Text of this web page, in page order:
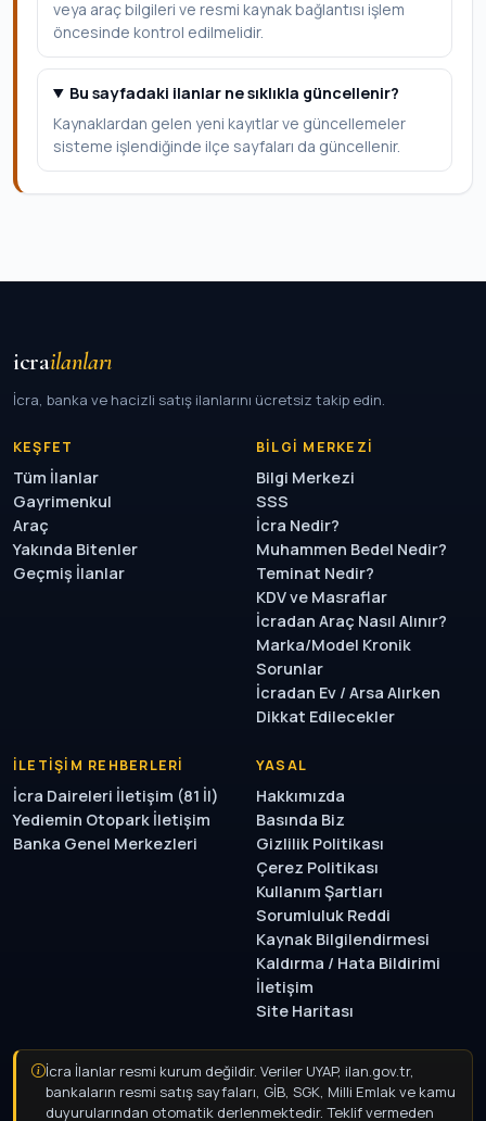
veya araç bilgileri ve resmi kaynak bağlantısı işlem
öncesinde kontrol edilmelidir.
Bu sayfadaki ilanlar ne sıklıkla güncellenir?
Kaynaklardan gelen yeni kayıtlar ve güncellemeler
sisteme işlendiğinde ilçe sayfaları da güncellenir.
icrailanları
İcra, banka ve hacizli satış ilanlarını ücretsiz takip edin.
KEŞFET
Tüm İlanlar
Gayrimenkul
Araç
Yakında Bitenler
Geçmiş İlanlar
BILGI MERKEZI
Bilgi Merkezi
SSS
İcra Nedir?
Muhammen Bedel Nedir?
Teminat Nedir?
KDV ve Masraflar
İcradan Araç Nasıl Alınır?
Marka/Model Kronik
Sorunlar
İcradan Ev / Arsa Alırken
Dikkat Edilecekler
İLETIŞIM REHBERLERI
İcra Daireleri İletişim (81 İl)
Yediemin Otopark İletişim
Banka Genel Merkezleri
YASAL
Hakkımızda
Basında Biz
Gizlilik Politikası
Çerez Politikası
Kullanım Şartları
Sorumluluk Reddi
Kaynak Bilgilendirmesi
Kaldırma / Hata Bildirimi
İletişim
Site Haritası
İcra İlanlar resmi kurum değildir. Veriler UYAP, ilan.gov.tr,
bankaların resmi satış sayfaları, GİB, SGK, Milli Emlak ve kamu
duyurularından otomatik derlenmektedir. Teklif vermeden